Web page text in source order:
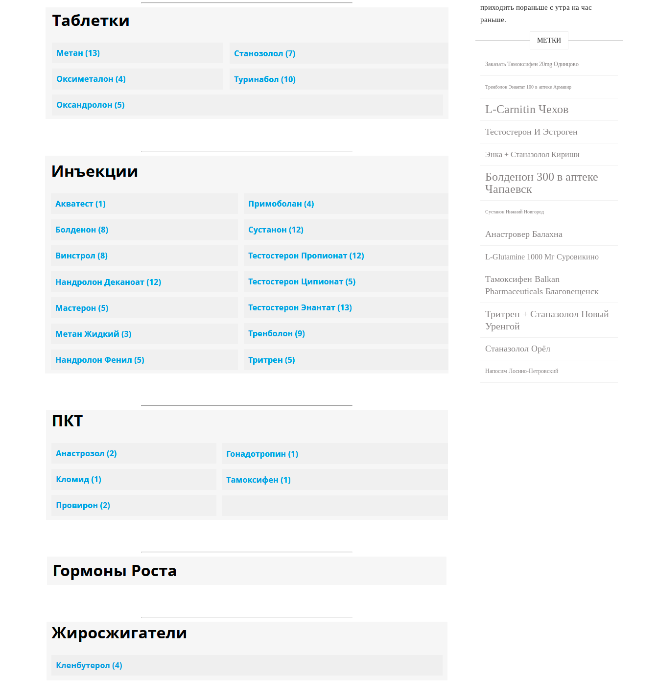
приходить пораньше с утра на час
раньше.
МЕТКИ
Заказать Тамоксифен 20mg Одинцово
Тренболон Энантат 100 в аптеке Армавир
L-Carnitin Чехов
Тестостерон И Эстроген
Энка + Станазолол Кириши
Болденон 300 в аптеке
Чапаевск
Сустанон Нижний Новгород
Анастровер Балахна
L-Glutamine 1000 Мг Суровикино
Тамоксифен Balkan
Pharmaceuticals Благовещенск
Тритрен + Станазолол Новый
Уренгой
Станазолол Орёл
Напосим Лосино-Петровский